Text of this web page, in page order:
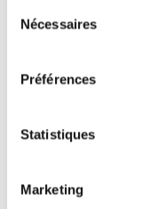
Nécessaires
Préférences
Statistiques
Marketing
- Le voleur s’est enfui
- La lumière traversait